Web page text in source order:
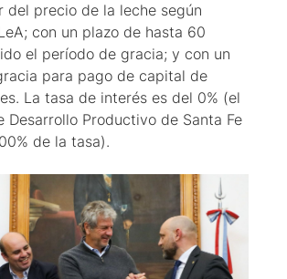
del precio de la leche según
con un plazo de hasta 60
el período de gracia; y con un
para pago de capital de
La tasa de interés es del 0% (el
Desarrollo Productivo de Santa Fe
de la tasa).